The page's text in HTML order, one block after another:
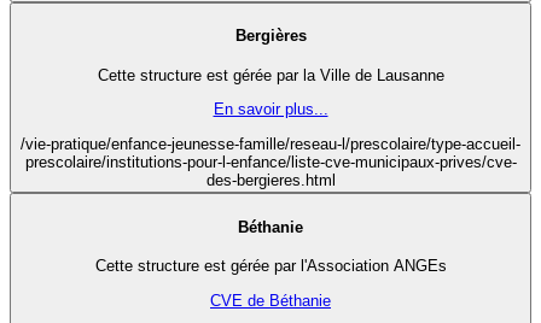
Bergières
Cette structure est gérée par la Ville de Lausanne
En savoir plus...
/vie-pratique/enfance-jeunesse-famille/reseau-l/prescolaire/type-accueil-
prescolaire/institutions-pour-l-enfance/liste-cve-municipaux-prives/cve-
des-bergieres.html
Béthanie
Cette structure est gérée par l'Association ANGEs
CVE de Béthanie